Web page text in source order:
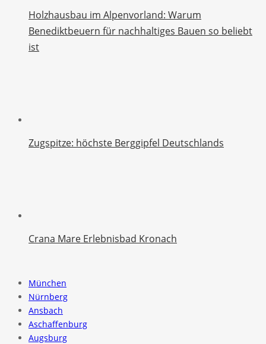
Holzhausbau im Alpenvorland: Warum
Benediktbeuern für nachhaltiges Bauen so beliebt
ist
Zugspitze: höchste Berggipfel Deutschlands
Crana Mare Erlebnisbad Kronach
München
Nürnberg
Ansbach
Aschaffenburg
Augsburg